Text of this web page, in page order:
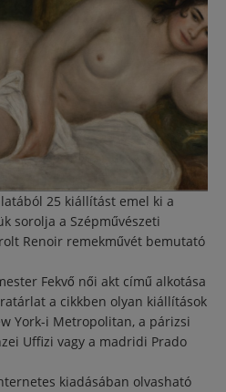
25 kiállítást emel ki a
sorolja a Szépművészeti
Renoir remekművét bemutató
Fekvő női akt című alkotása
a cikkben olyan kiállítások
York-i Metropolitan, a párizsi
Uffizi vagy a madridi Prado
kiadásában olvasható